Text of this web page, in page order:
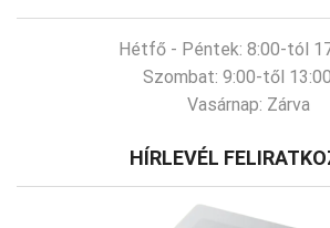
Hétfő - Péntek: 8:00-tól
Szombat: 9:00-től
Vasárnap: Zárva
HÍRLEVÉL